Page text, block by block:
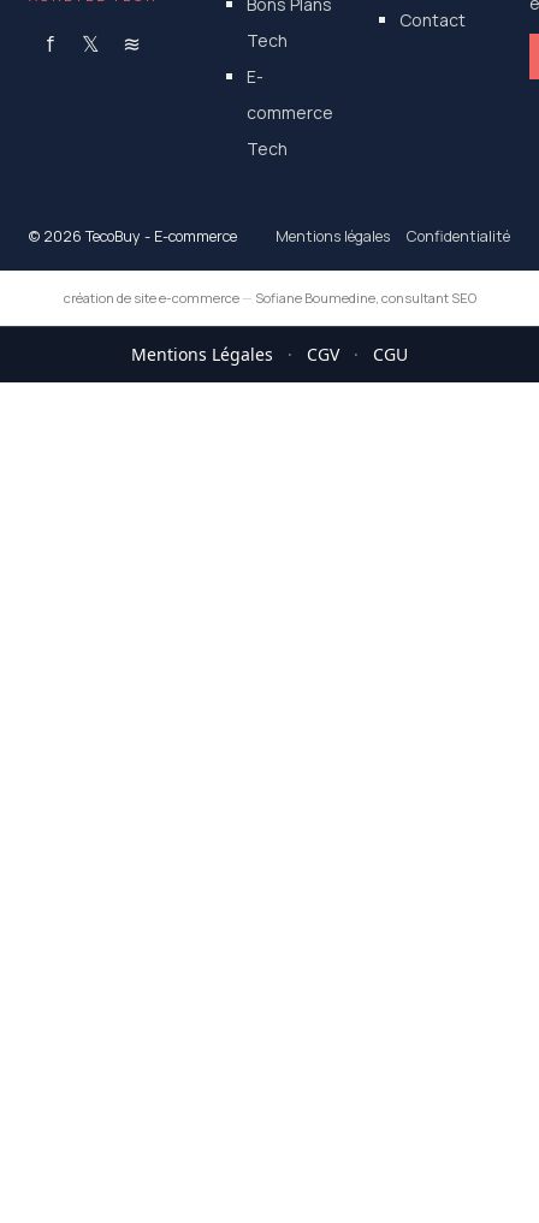
f 𝕏 ≋
Tech
E-
commerce
Tech
Contact
© 2026 TecoBuy - E-commerce Mentions légales Confidentialité
création de site e-commerce— Sofiane Boumedine, consultant SEO
Mentions Légales · CGV · CGU